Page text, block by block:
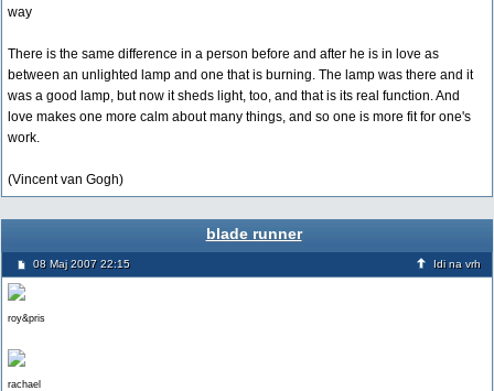
way
There is the same difference in a person before and after he is in love as
between an unlighted lamp and one that is burning. The lamp was there and it
was a good lamp, but now it sheds light, too, and that is its real function. And
love makes one more calm about many things, and so one is more fit for one's
work.
(Vincent van Gogh)
blade runner
08 Maj 2007 22:15 Idi na vrh
roy&pris
rachael